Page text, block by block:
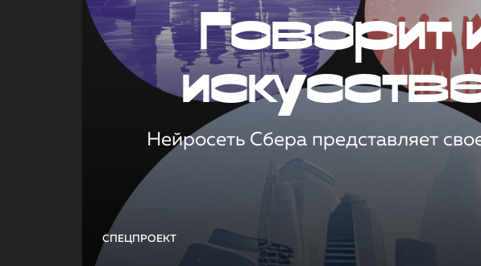
СПЕЦПРОЕКТ
Говорит
Нейросеть Сбера представляет